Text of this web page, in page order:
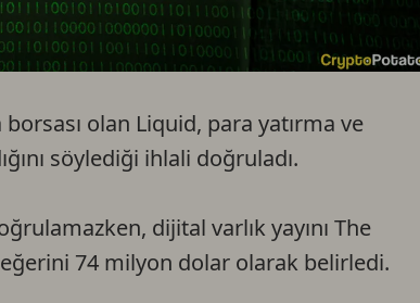
olan Liquid, para yatırma ve
söylediği ihlali doğruladı.
dijital varlık yayını The
74 milyon dolar olarak belirledi.